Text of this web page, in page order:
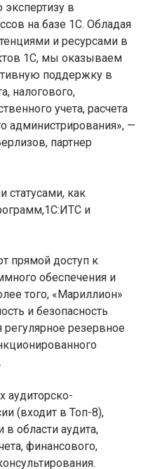
в
на базе 1С. Обладая
и ресурсами в
1С, мы оказываем
поддержку в
налогового,
учета, расчета
администрирования», —
партнер
статусами, как
и
прямой доступ к
обеспечения и
того, «Мариллион»
и безопасность
резервное
аудиторско-
(входит в Топ-8),
в области аудита,
финансового,